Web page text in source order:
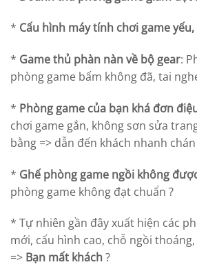
* Cấu hình máy tính chơi game
* Game thủ phàn nàn về bộ gear:
phòng game bấm không đã, tai
* Phòng game của bạn khá đơn
chơi game gắn, không sơn sửa
bằng => dẫn đến khách nhanh chán
* Ghế phòng game ngồi không
phòng game không đạt chuẩn ?
* Tự nhiên gần đây xuất hiện các
mới, cấu hình cao, chỗ ngồi
=> Bạn mất khách?